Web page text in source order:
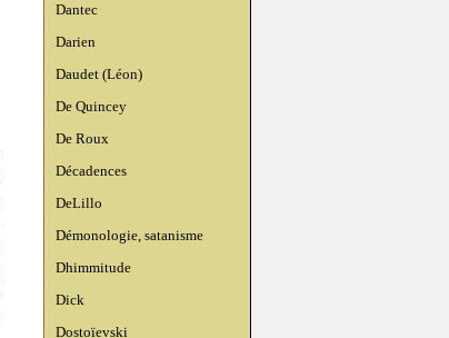
Dantec
Darien
Daudet (Léon)
De Quincey
De Roux
Décadences
DeLillo
Démonologie, satanisme
Dhimmitude
Dick
Dostoïevski